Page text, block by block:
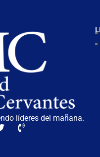
líderes del mañana.